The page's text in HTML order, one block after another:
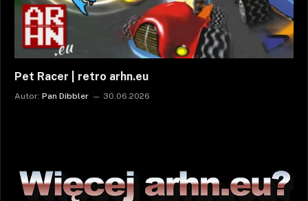
Pet Racer | retro arhn.eu
Autor: Pan Dibbler 30.06.2026